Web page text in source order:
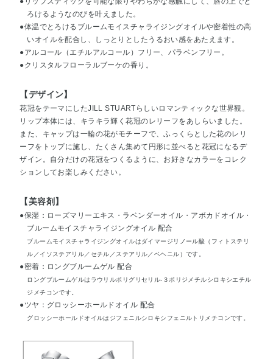
ろけるようなのびを叶えました。
●体温でとろけるブルームモイスチャライジングオイルや密着性の高
いオイルを配合し、しっとりとしたうるおい感をあたえます。
●アルコール（エチルアルコール）フリー、パラベンフリー。
●クリスタルフローラルブーケの香り。
【デザイン】
花冠をテーマにしたJILL STUARTらしいロマンティックな世界観。
リップ本体には、キラキラ輝く花冠のレリーフをあしらいました。
また、キャップは一輪の花がモチーフで、ふっくらとした花のレリ
ーフをトップに施し、たくさん集めて円形に並べると花冠になるデ
ザイン。自分だけの花冠をつくるように、お好きなカラーをコレク
ションしてお楽しみください。
【美容剤】
●保湿：ローズマリーエキス・ラベンダーオイル・アボカドオイル・
ブルームモイスチャライジングオイル 配合
ブルームモイスチャライジングオイルはダイマージリノール酸（フィトステリ
ル／イソステアリル／セチル／ステアリル／ベヘニル）です。
●密着：ロングブルームゲル 配合
ロングブルームゲルはラウリルポリグリセリル-３ポリジメチルシロキシエチル
ジメチコンです。
●ツヤ：グロッシーホールドオイル 配合
グロッシーホールドオイルはジフェニルシロキシフェニルトリメチコンです。